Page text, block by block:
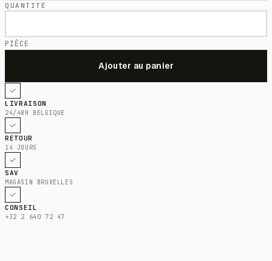
QUANTITÉ
PIÈCE
LIVRAISON
24/48H BELGIQUE
RETOUR
14 JOURS
SAV
MAGASIN BRUXELLES
CONSEIL
+32 2 640 72 47